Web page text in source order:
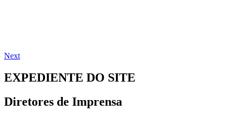
Next
EXPEDIENTE DO SITE
Diretores de Imprensa